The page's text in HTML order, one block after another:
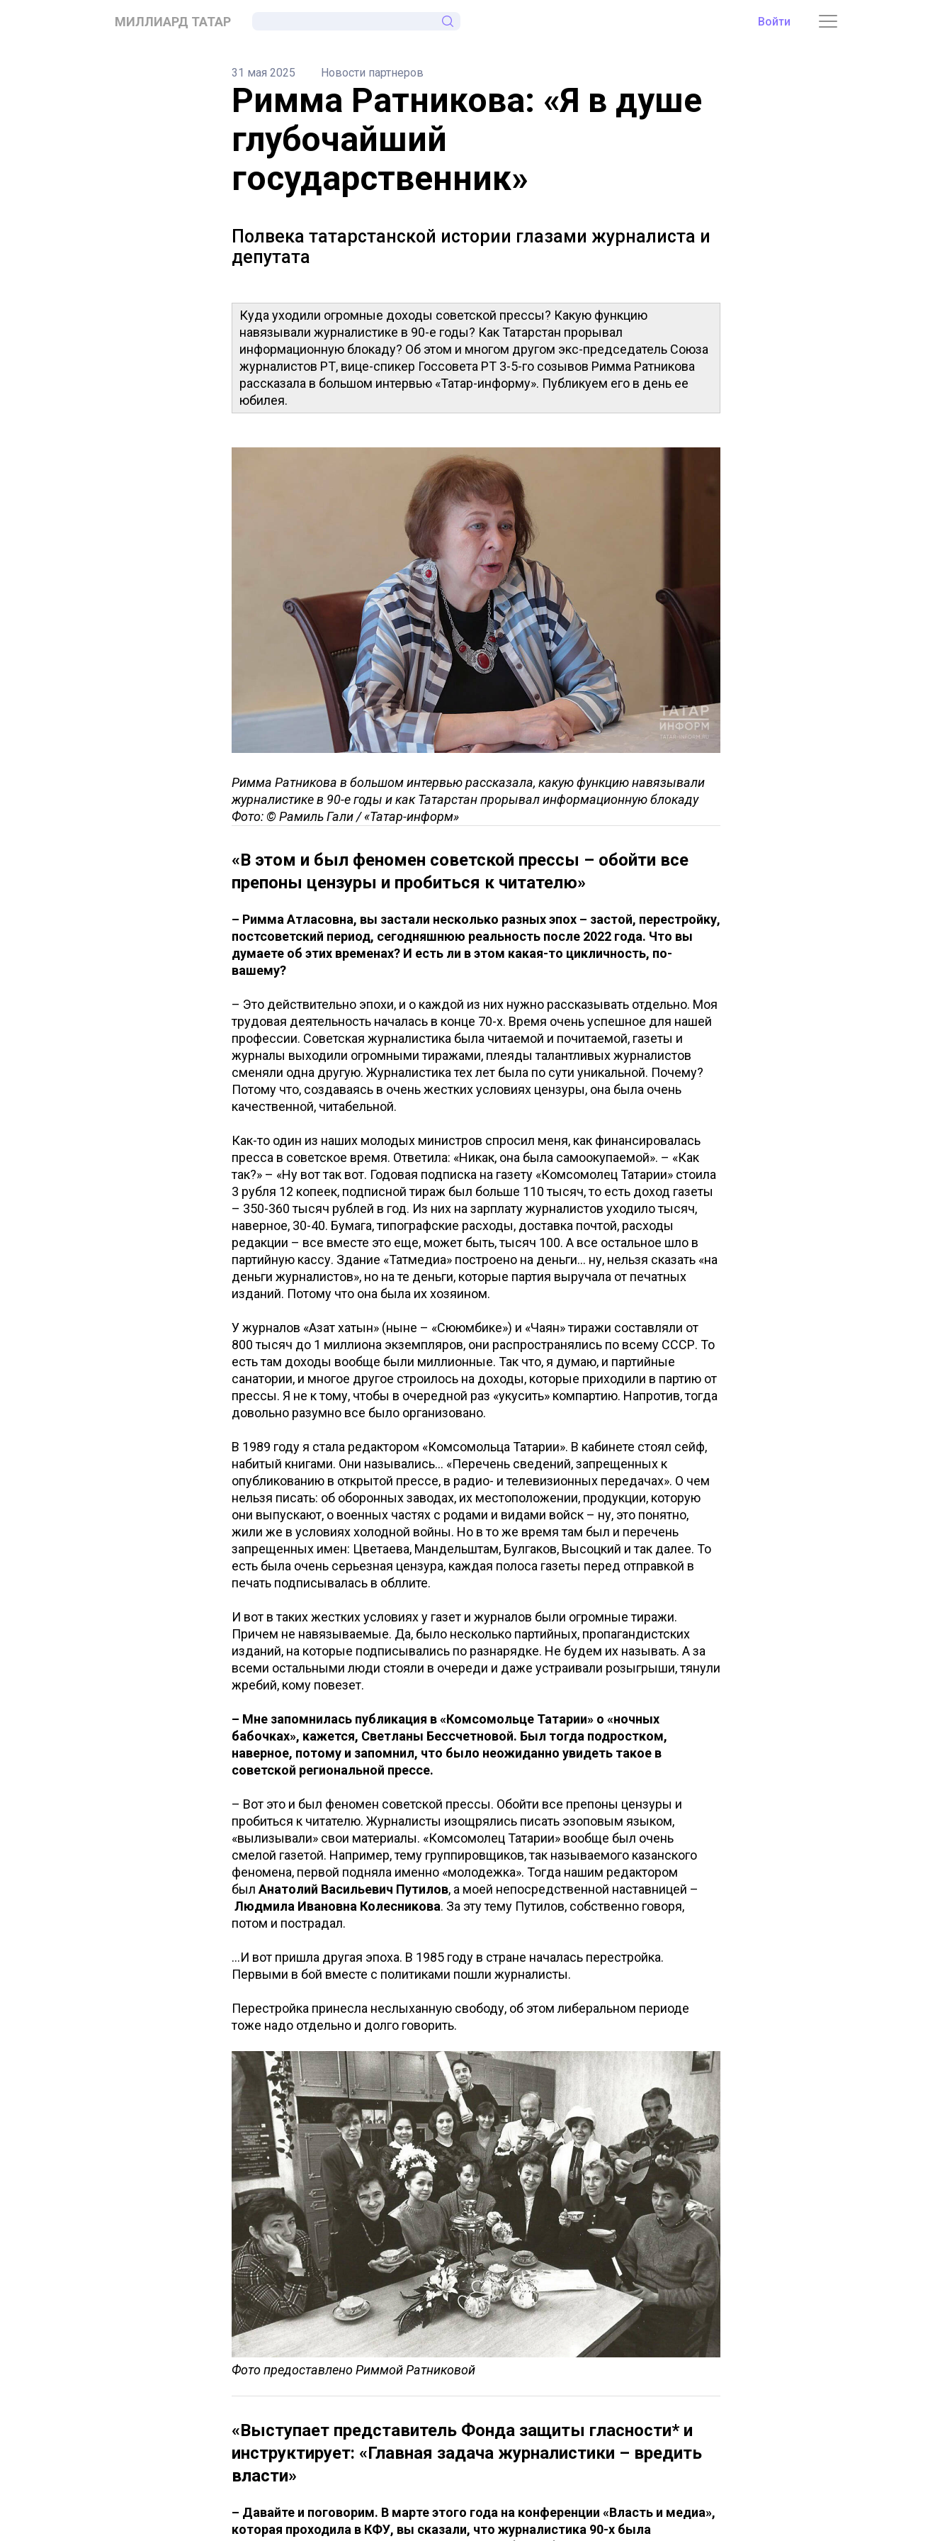
МИЛЛИАРД ТАТАР Войти
31 мая 2025 Новости партнеров
Римма Ратникова: «Я в душе
глубочайший
государственник»
Полвека татарстанской истории глазами журналиста и
депутата
Куда уходили огромные доходы советской прессы? Какую функцию
навязывали журналистике в 90-е годы? Как Татарстан прорывал
информационную блокаду? Об этом и многом другом экс-председатель Союза
журналистов РТ, вице-спикер Госсовета РТ 3-5-го созывов Римма Ратникова
рассказала в большом интервью «Татар-информу». Публикуем его в день ее
юбилея.
Римма Ратникова в большом интервью рассказала, какую функцию навязывали
журналистике в 90-е годы и как Татарстан прорывал информационную блокаду
Фото: © Рамиль Гали / «Татар-информ»
«В этом и был феномен советской прессы – обойти все
препоны цензуры и пробиться к читателю»
– Римма Атласовна, вы застали несколько разных эпох – застой, перестройку,
постсоветский период, сегодняшнюю реальность после 2022 года. Что вы
думаете об этих временах? И есть ли в этом какая-то цикличность, по-
вашему?
– Это действительно эпохи, и о каждой из них нужно рассказывать отдельно. Моя
трудовая деятельность началась в конце 70-х. Время очень успешное для нашей
профессии. Советская журналистика была читаемой и почитаемой, газеты и
журналы выходили огромными тиражами, плеяды талантливых журналистов
сменяли одна другую. Журналистика тех лет была по сути уникальной. Почему?
Потому что, создаваясь в очень жестких условиях цензуры, она была очень
качественной, читабельной.
Как-то один из наших молодых министров спросил меня, как финансировалась
пресса в советское время. Ответила: «Никак, она была самоокупаемой». – «Как
так?» – «Ну вот так вот. Годовая подписка на газету «Комсомолец Татарии» стоила
3 рубля 12 копеек, подписной тираж был больше 110 тысяч, то есть доход газеты
– 350-360 тысяч рублей в год. Из них на зарплату журналистов уходило тысяч,
наверное, 30-40. Бумага, типографские расходы, доставка почтой, расходы
редакции – все вместе это еще, может быть, тысяч 100. А все остальное шло в
партийную кассу. Здание «Татмедиа» построено на деньги… ну, нельзя сказать «на
деньги журналистов», но на те деньги, которые партия выручала от печатных
изданий. Потому что она была их хозяином.
У журналов «Азат хатын» (ныне – «Сююмбике») и «Чаян» тиражи составляли от
800 тысяч до 1 миллиона экземпляров, они распространялись по всему СССР. То
есть там доходы вообще были миллионные. Так что, я думаю, и партийные
санатории, и многое другое строилось на доходы, которые приходили в партию от
прессы. Я не к тому, чтобы в очередной раз «укусить» компартию. Напротив, тогда
довольно разумно все было организовано.
В 1989 году я стала редактором «Комсомольца Татарии». В кабинете стоял сейф,
набитый книгами. Они назывались... «Перечень сведений, запрещенных к
опубликованию в открытой прессе, в радио- и телевизионных передачах». О чем
нельзя писать: об оборонных заводах, их местоположении, продукции, которую
они выпускают, о военных частях с родами и видами войск – ну, это понятно,
жили же в условиях холодной войны. Но в то же время там был и перечень
запрещенных имен: Цветаева, Мандельштам, Булгаков, Высоцкий и так далее. То
есть была очень серьезная цензура, каждая полоса газеты перед отправкой в
печать подписывалась в обллите.
И вот в таких жестких условиях у газет и журналов были огромные тиражи.
Причем не навязываемые. Да, было несколько партийных, пропагандистских
изданий, на которые подписывались по разнарядке. Не будем их называть. А за
всеми остальными люди стояли в очереди и даже устраивали розыгрыши, тянули
жребий, кому повезет.
– Мне запомнилась публикация в «Комсомольце Татарии» о «ночных
бабочках», кажется, Светланы Бессчетновой. Был тогда подростком,
наверное, потому и запомнил, что было неожиданно увидеть такое в
советской региональной прессе.
– Вот это и был феномен советской прессы. Обойти все препоны цензуры и
пробиться к читателю. Журналисты изощрялись писать эзоповым языком,
«вылизывали» свои материалы. «Комсомолец Татарии» вообще был очень
смелой газетой. Например, тему группировщиков, так называемого казанского
феномена, первой подняла именно «молодежка». Тогда нашим редактором
былАнатолий Васильевич Путилов, а моей непосредственной наставницей –
Людмила Ивановна Колесникова. За эту тему Путилов, собственно говоря,
потом и пострадал.
...И вот пришла другая эпоха. В 1985 году в стране началась перестройка.
Первыми в бой вместе с политиками пошли журналисты.
Перестройка принесла неслыханную свободу, об этом либеральном периоде
тоже надо отдельно и долго говорить.
Фото предоставлено Риммой Ратниковой
«Выступает представитель Фонда защиты гласности* и
инструктирует: «Главная задача журналистики – вредить
власти»
– Давайте и поговорим. В марте этого года на конференции «Власть и медиа»,
которая проходила в КФУ, вы сказали, что журналистика 90-х была